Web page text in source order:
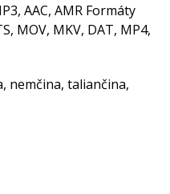
AAC, AMR Formáty
MOV, MKV, DAT, MP4,
nemčina, taliančina,